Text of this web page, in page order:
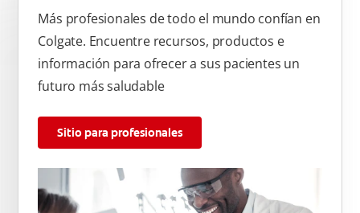
Más profesionales de todo el mundo confían en
Colgate. Encuentre recursos, productos e
información para ofrecer a sus pacientes un
futuro más saludable
Sitio para profesionales